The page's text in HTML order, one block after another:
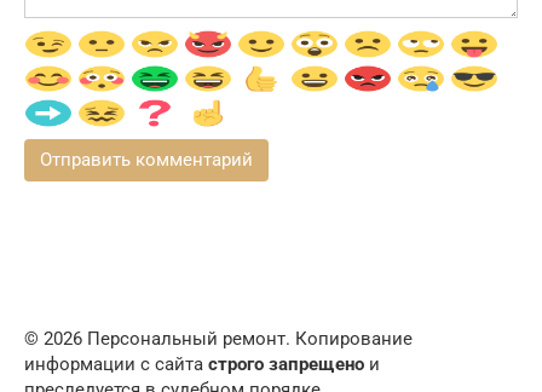
© 2026 Персональный ремонт. Копирование
информации с сайта строго запрещено и